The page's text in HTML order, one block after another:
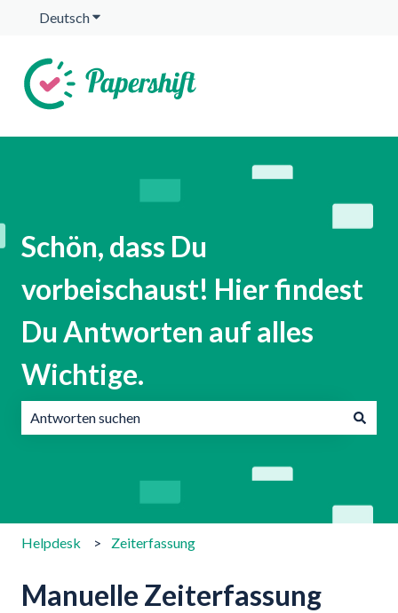
DeutschUntermenü für Übersetzungen anzeigen
Schön, dass Du
vorbeischaust! Hier findest
Du Antworten auf alles
Wichtige.
Helpdesk Zeiterfassung
Manuelle Zeiterfassung